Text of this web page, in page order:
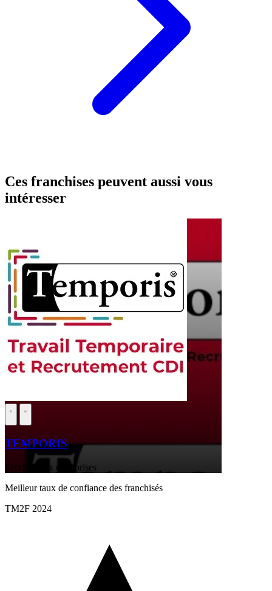
Ces franchises peuvent aussi vous
intéresser
TEMPORIS
Services aux entreprises
Meilleur taux de confiance des franchisés
TM2F 2024